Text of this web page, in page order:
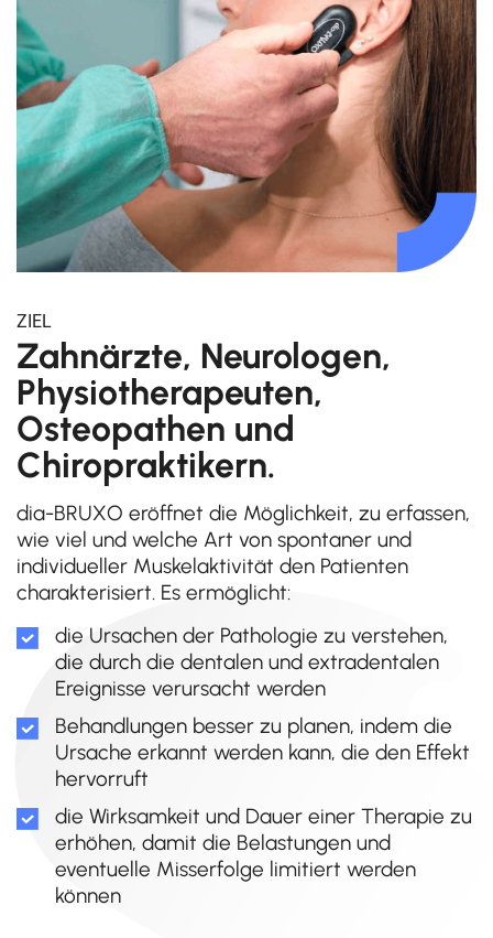
ZIEL
Zahnärzte, Neurologen,
Physiotherapeuten,
Osteopathen und
Chiropraktikern.
dia-BRUXO eröffnet die Möglichkeit, zu erfassen,
wie viel und welche Art von spontaner und
individueller Muskelaktivität den Patienten
charakterisiert. Es ermöglicht:
die Ursachen der Pathologie zu verstehen,
die durch die dentalen und extradentalen
Ereignisse verursacht werden
Behandlungen besser zu planen, indem die
Ursache erkannt werden kann, die den Effekt
hervorruft
die Wirksamkeit und Dauer einer Therapie zu
erhöhen, damit die Belastungen und
eventuelle Misserfolge limitiert werden
können